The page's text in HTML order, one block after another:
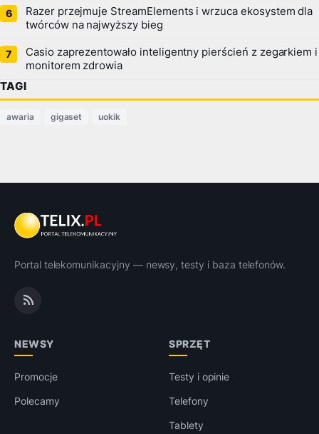
Razer przejmuje StreamElements i wrzuca ekosystem dla
twórców na najwyższy bieg
Casio zaprezentowało inteligentny pierścień z zegarkiem i
monitorem zdrowia
TAGI
awaria gigaset uokik
Portal telekomunikacyjny — newsy, testy i baza telefonów.
NEWSY
Promocje
Polecamy
SPRZĘT
Testy i opinie
Telefony
Tablety